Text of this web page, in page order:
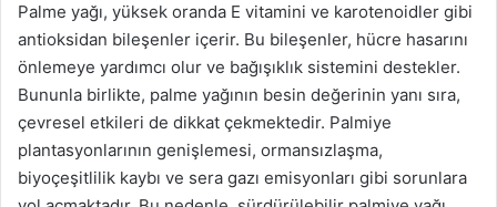
Palme yağı, yüksek oranda E vitamini ve karotenoidler gibi
antioksidan bileşenler içerir. Bu bileşenler, hücre hasarını
önlemeye yardımcı olur ve bağışıklık sistemini destekler.
Bununla birlikte, palme yağının besin değerinin yanı sıra,
çevresel etkileri de dikkat çekmektedir. Palmiye
plantasyonlarının genişlemesi, ormansızlaşma,
biyoçeşitlilik kaybı ve sera gazı emisyonları gibi sorunlara